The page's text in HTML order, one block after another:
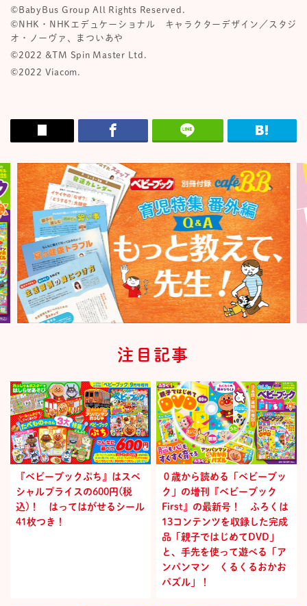
©️BabyBus Group All Rights Reserved.
©︎NHK・NHKエデュケーショナル キャラクターデザイン／スタジ
オ・ノーヴァ、まついあや
©2022 &TM Spin Master Ltd.
©︎2022 Viacom.
注目記事
『ベビーブックぷち』はスペ
シャルプライスの600円(税
込)！ はってはがせるシール
41枚つき！
０歳から読める「ベビーブッ
ク」の増刊『ベビーブック
First』の最新号！ ふろくは
13コンテンツを収録した完成
品「親子ではじめてDVD」
と、手先を使って遊べる「ア
ンパンマン くるくるおかお
パズル」！